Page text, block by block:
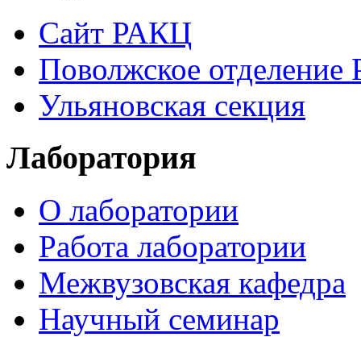
Сайт РАКЦ
Поволжское
Ульяновская секция
Лаборатория
О лаборатории
Работа лаборатории
Межвузовская кафедра
Научный семинар